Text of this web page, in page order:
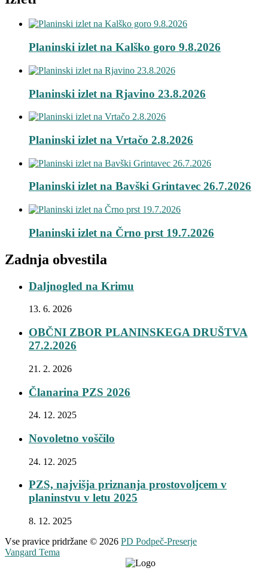
Planinski izlet na Kalško goro 9.8.2026
Planinski izlet na Rjavino 23.8.2026
Planinski izlet na Vrtačo 2.8.2026
Planinski izlet na Bavški Grintavec 26.7.2026
Planinski izlet na Črno prst 19.7.2026
Zadnja obvestila
Daljnogled na Krimu
13. 6. 2026
OBČNI ZBOR PLANINSKEGA DRUŠTVA
27.2.2026
21. 2. 2026
Članarina PZS 2026
24. 12. 2025
Novoletno voščilo
24. 12. 2025
PZS, najvišja priznanja prostovoljcem v
planinstvu v letu 2025
8. 12. 2025
Vse pravice pridržane © 2026 PD Podpeč-Preserje
Vangard Tema